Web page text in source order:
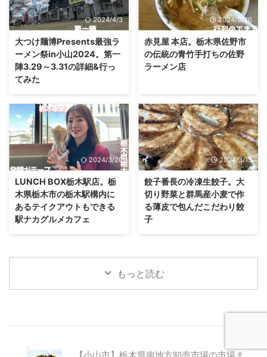
2024/4/3
大つけ麺博Presents最強ラ
ーメン祭in小山2024。第一
陣3.29～3.31の詳細&行っ
てみた
2024/3/26
赤見屋 本店。栃木県佐野市
の伝統の青竹手打ちの佐野
ラーメン店
2024/3/20
LUNCH BOX栃木駅店。栃
木県栃木市の栃木駅構内に
あるテイクアウトもできる
駅ナカグルメカフェ
2024/3/13
餃子番長の冷凍生餃子。大
切り野菜と群馬産小麦で作
る薄皮で包んだこだわり餃
子
もっと読む